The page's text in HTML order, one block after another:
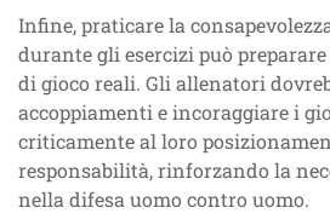
Infine, praticare la
durante gli esercizi può
di gioco reali. Gli allenatori
accoppiamenti e incoraggiare i
criticamente al loro
responsabilità, rinforzando la
nella difesa uomo contro uomo.